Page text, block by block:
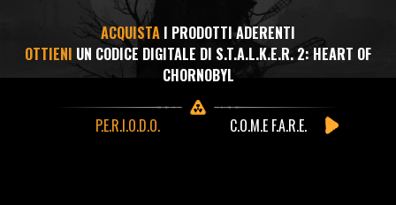
ACQUISTA I PRODOTTI ADERENTI
OTTIENI UN CODICE DIGITALE DI S.T.A.L.K.E.R. 2: HEART OF
CHORNOBYL
P.E.R.I.O.D.O. C.O.M.E F.A.R.E.